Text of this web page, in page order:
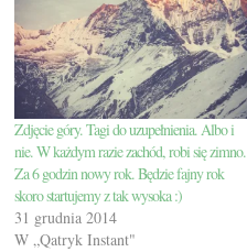
Zdjęcie góry. Tagi do uzupełnienia. Albo i
nie. W każdym razie zachód, robi się zimno.
Za 6 godzin nowy rok. Będzie fajny rok
skoro startujemy z tak wysoka :)
31 grudnia 2014
W „Qatryk Instant"